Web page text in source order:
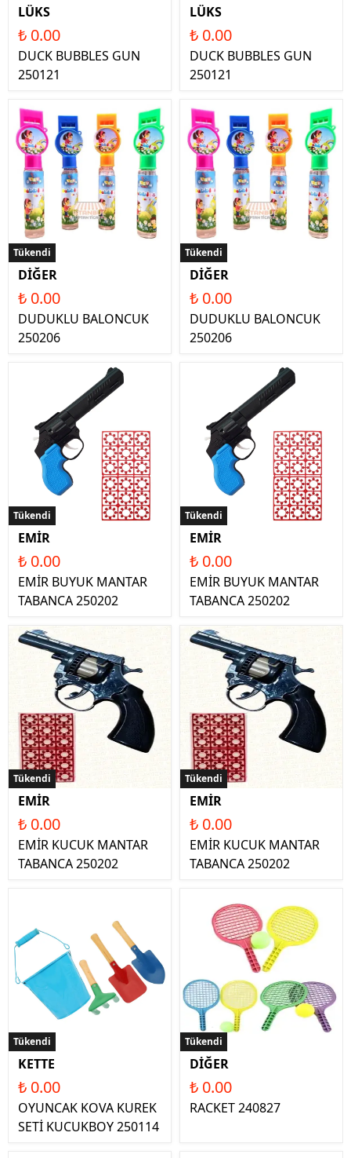
LÜKS
₺ 0.00
DUCK BUBBLES GUN
250121
LÜKS
₺ 0.00
DUCK BUBBLES GUN
250121
Tükendi
DİĞER
₺ 0.00
DUDUKLU BALONCUK
250206
Tükendi
DİĞER
₺ 0.00
DUDUKLU BALONCUK
250206
Tükendi
EMİR
₺ 0.00
EMİR BUYUK MANTAR
TABANCA 250202
Tükendi
EMİR
₺ 0.00
EMİR BUYUK MANTAR
TABANCA 250202
Tükendi
EMİR
₺ 0.00
EMİR KUCUK MANTAR
TABANCA 250202
Tükendi
EMİR
₺ 0.00
EMİR KUCUK MANTAR
TABANCA 250202
Tükendi
KETTE
₺ 0.00
OYUNCAK KOVA KUREK
SETİ KUCUKBOY 250114
Tükendi
DİĞER
₺ 0.00
RACKET 240827